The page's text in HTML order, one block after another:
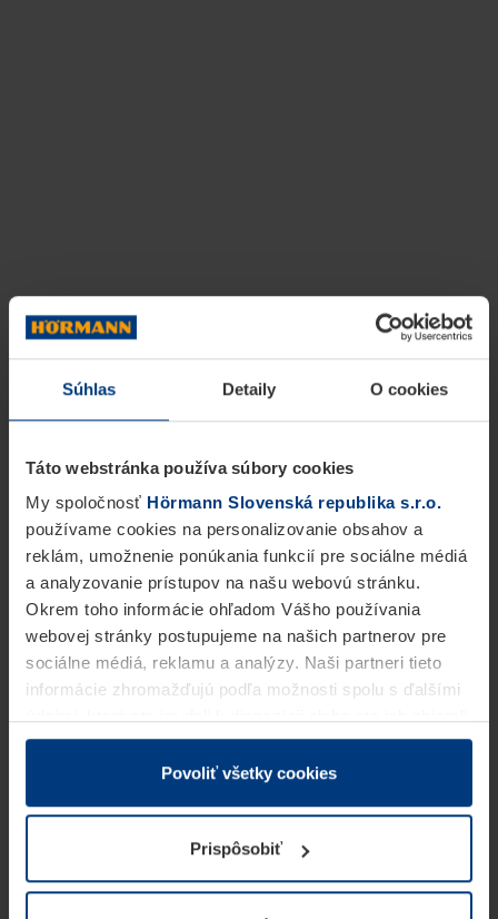
Súhlas Detaily O cookies
Táto webstránka používa súbory cookies
My spoločnosť Hörmann Slovenská republika s.r.o.
používame cookies na personalizovanie obsahov a
reklám, umožnenie ponúkania funkcií pre sociálne médiá
a analyzovanie prístupov na našu webovú stránku.
Okrem toho informácie ohľadom Vášho používania
webovej stránky postupujeme na našich partnerov pre
sociálne médiá, reklamu a analýzy. Naši partneri tieto
informácie zhromažďujú podľa možnosti spolu s ďalšími
v rámci Vášho využívania služieb.
Z právneho hľadiska môžeme cookies ukladať na Vašom
prevádzku tejto stránky. Pre všetky ostatné typy cookie
potrebujeme Vaše povolenie. Vaše povolenie môžete
kedykoľvek zmeniť alebo odvolať vo vysvetlení cookie
Povoliť všetky cookies
Prispôsobiť